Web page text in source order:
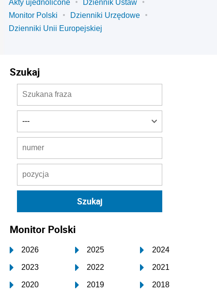
Akty ujednolicone
Dziennik Ustaw
Monitor Polski
Dzienniki Urzędowe
Dzienniki Unii Europejskiej
Szukaj
Monitor Polski
2026 2025 2024
2023 2022 2021
2020 2019 2018